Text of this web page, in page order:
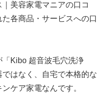
美容家電マニアの口コ
各商品・サービスへの口
Kibo 超音波毛穴洗浄
はなく、自宅で本格的な
ケア家電なんです。